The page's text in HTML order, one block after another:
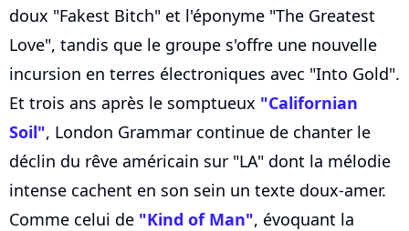
doux "Fakest Bitch" et l'éponyme "The Greatest
Love", tandis que le groupe s'offre une nouvelle
incursion en terres électroniques avec "Into Gold".
Et trois ans après le somptueux "Californian
Soil", London Grammar continue de chanter le
déclin du rêve américain sur "LA" dont la mélodie
intense cachent en son sein un texte doux-amer.
Comme celui de "Kind of Man", évoquant la